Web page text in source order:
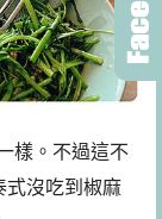
樣。不過這不
式沒吃到椒麻